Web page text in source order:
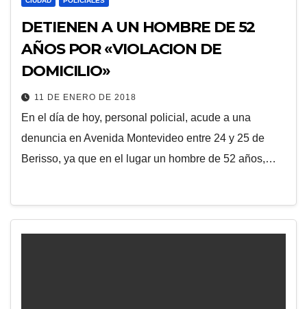
DETIENEN A UN HOMBRE DE 52
AÑOS POR «VIOLACION DE
DOMICILIO»
11 DE ENERO DE 2018
En el día de hoy, personal policial, acude a una
denuncia en Avenida Montevideo entre 24 y 25 de
Berisso, ya que en el lugar un hombre de 52 años,…